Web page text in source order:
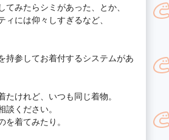
みたらシミがあった、とか、
には仰々しすぎるなど、
持参してお着付するシステムがあ
けれど、いつも同じ着物。
ください。
着てみたり。